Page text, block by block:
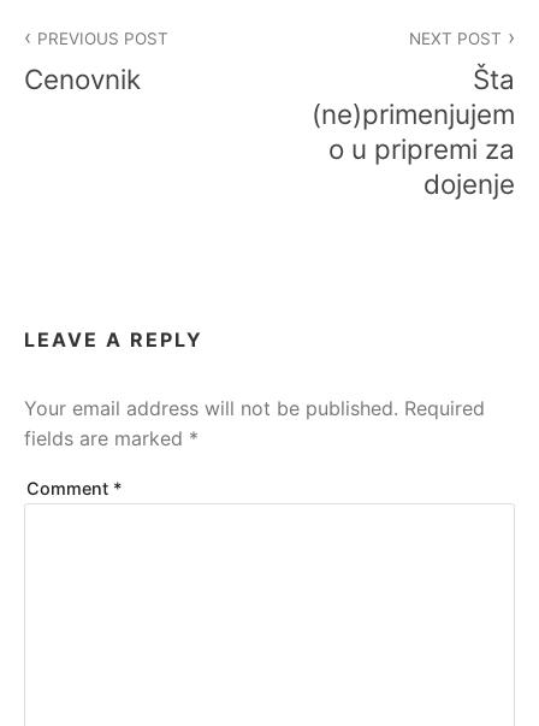
navigation
PREVIOUS POST
Cenovnik
NEXT POST
Šta
(ne)primenjujem
o u pripremi za
dojenje
LEAVE A REPLY
Your email address will not be published. Required
fields are marked *
Comment *